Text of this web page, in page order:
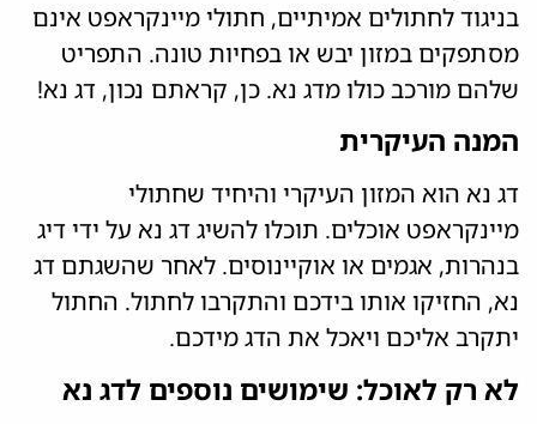
בניגוד לחתולים אמיתיים, חתולי מיינקראפט אינם
מסתפקים במזון יבש או בפחיות טונה. התפריט
שלהם מורכב כולו מדג נא. כן, קראתם נכון, דג נא!
המנה העיקרית
דג נא הוא המזון העיקרי והיחיד שחתולי
מיינקראפט אוכלים. תוכלו להשיג דג נא על ידי דיג
בנהרות, אגמים או אוקיינוסים. לאחר שהשגתם דג
נא, החזיקו אותו בידכם והתקרבו לחתול. החתול
יתקרב אליכם ויאכל את הדג מידכם.
לא רק לאוכל: שימושים נוספים לדג נא